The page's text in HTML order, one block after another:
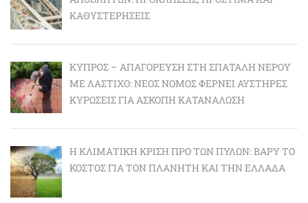
ΚΑΘΥΣΤΕΡΉΣΕΙΣ
ΚΎΠΡΟΣ – ΑΠΑΓΌΡΕΥΣΗ ΣΤΗ ΣΠΑΤΆΛΗ ΝΕΡΟΎ
ΜΕ ΛΆΣΤΙΧΟ: ΝΈΟΣ ΝΌΜΟΣ ΦΈΡΝΕΙ ΑΥΣΤΗΡΈΣ
ΚΥΡΏΣΕΙΣ ΓΙΑ ΆΣΚΟΠΗ ΚΑΤΑΝΆΛΩΣΗ
Η ΚΛΙΜΑΤΙΚΉ ΚΡΊΣΗ ΠΡΟ ΤΩΝ ΠΥΛΏΝ: BΑΡΎ ΤΟ
ΚΌΣΤΟΣ ΓΙΑ ΤΟΝ ΠΛΑΝΉΤΗ ΚΑΙ ΤΗΝ ΕΛΛΆΔΑ